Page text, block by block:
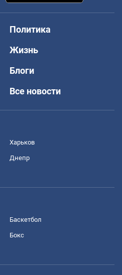
Политика
Жизнь
Блоги
Все новости
Харьков
Днепр
Баскетбол
Бокс